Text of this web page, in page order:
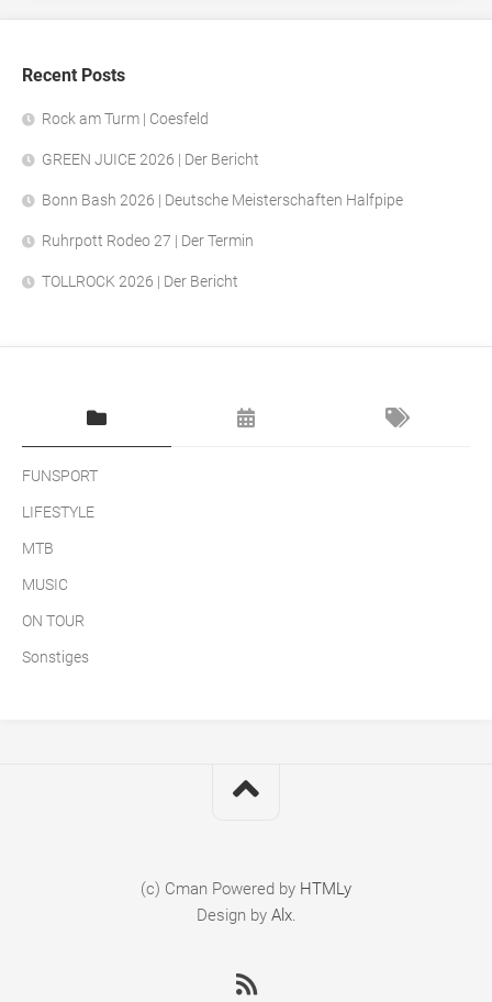
Recent Posts
Rock am Turm | Coesfeld
GREEN JUICE 2026 | Der Bericht
Bonn Bash 2026 | Deutsche Meisterschaften Halfpipe
Ruhrpott Rodeo 27 | Der Termin
TOLLROCK 2026 | Der Bericht
FUNSPORT
LIFESTYLE
MTB
MUSIC
ON TOUR
Sonstiges
(c) Cman Powered by HTMLy
Design by Alx.